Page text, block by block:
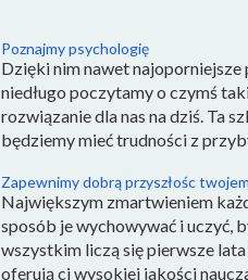
Poznajmy psychologię
Dzięki nim nawet
niedługo poczytamy o czymś
rozwiązanie dla nas na dziś. Ta
będziemy mieć trudności z
Zapewnimy dobrą przyszłośc
Największym zmartwieniem
sposób je wychowywać i uczyć,
wszystkim liczą się pierwsze
oferują ci wysokiej jakości